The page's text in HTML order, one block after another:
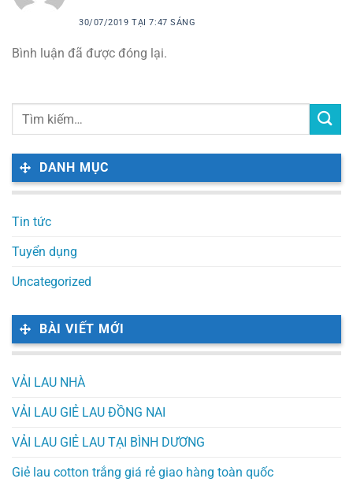
30/07/2019 TẠI 7:47 SÁNG
Bình luận đã được đóng lại.
DANH MỤC
Tin tức
Tuyển dụng
Uncategorized
BÀI VIẾT MỚI
VẢI LAU NHÀ
VẢI LAU GIẺ LAU ĐỒNG NAI
VẢI LAU GIẺ LAU TẠI BÌNH DƯƠNG
Giẻ lau cotton trắng giá rẻ giao hàng toàn quốc